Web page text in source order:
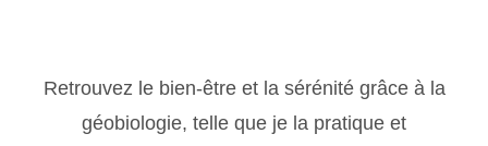
Retrouvez le bien-être et la sérénité grâce à la
géobiologie, telle que je la pratique et